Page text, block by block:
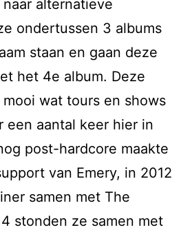
alternatieve
ondertussen 3 albums
staan en gaan deze
het 4e album. Deze
wat tours en shows
een aantal keer hier in
post-hardcore maakte
van Emery, in 2012
samen met The
stonden ze samen met